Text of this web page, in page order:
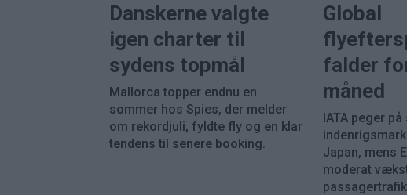
Danskerne valgte
igen charter til
sydens topmål
Mallorca topper endnu en
sommer hos Spies, der melder
om rekordjuli, fyldte fly og en klar
tendens til senere booking.
Global
falder
måned
IATA peger
Japan, mens
moderat